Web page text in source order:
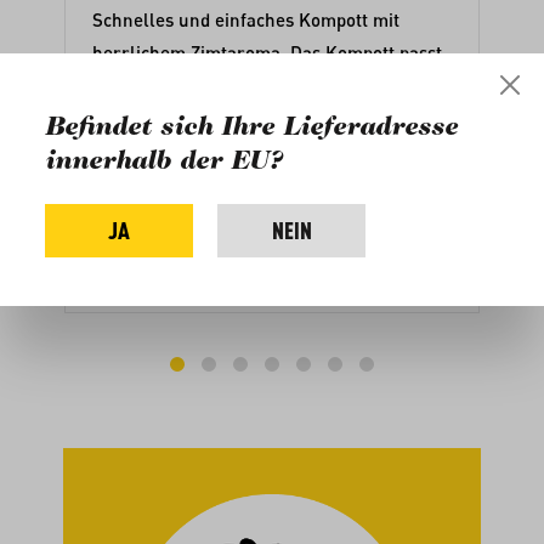
Schnelles und einfaches Kompott mit
herrlichem Zimtaroma. Das Kompott passt
leckeres Topping für Kuchen.Rezept von
Corinna Frei, Schüsselglück
Befindet sich Ihre Lieferadresse
innerhalb der EU?
JA NEIN